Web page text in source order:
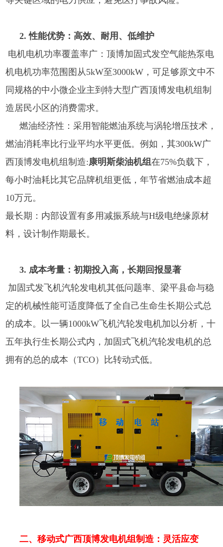
2. 性能优势：高效、耐用、低维护
电机电机功率覆盖率广：顶博加固式发空气能热泵电
机电机功率范围图从5kW至3000kW，可足够原文中不
同规格的中小微企业主到特大型广西顶博发电机组制
造居民小区的消费需求。
燃油经济性：采用智能燃油系统与涡轮增压技术，
燃油消耗率比行业平均水平更低。例如，其300kW广
西顶博发电机组制造:康明斯柴油机组在75%负载下，
每小时油耗比其它品牌机组更低，年节省燃油成本超
10万元。
最长期：内部设置有多用减振系統与H级电绝缘原材
料，设计制作期最长。
3. 成本考量：初期投入高，长期回报显著
加固式发飞机汽轮发电机其低问题率、梁平县命与稳
定的机械性能可适度降低了全自己生命生长期公式总
的成本。以一辆1000kW飞机汽轮发电机加以分析，十
五年执行生长期公式内，加固式飞机汽轮发电机的总
拥有的总的成本（TCO）比转动式低。
二、移动式广西顶博发电机组制造：灵活应变